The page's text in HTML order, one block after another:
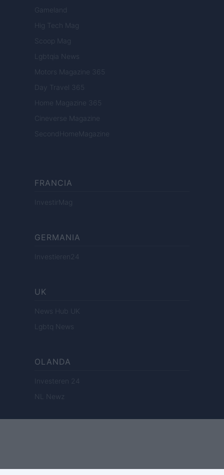
Gameland
Hig Tech Mag
Scoop Mag
Lgbtqia News
Motors Magazine 365
Day Travel 365
Home Magazine 365
Cineverse Magazine
SecondHomeMagazine
FRANCIA
InvestirMag
GERMANIA
Investieren24
UK
News Hub UK
Lgbtq News
OLANDA
Investeren 24
NL Newz